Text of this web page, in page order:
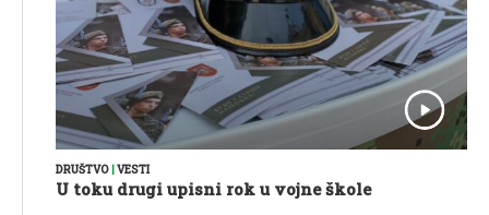
DRUŠTVO|VESTI
U toku drugi upisni rok u vojne škole